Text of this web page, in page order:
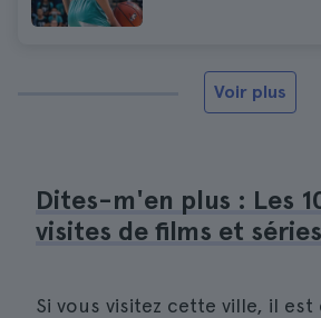
Voir plus
Dites-m'en plus : Les
visites de films et
Si vous visitez cette ville, il est